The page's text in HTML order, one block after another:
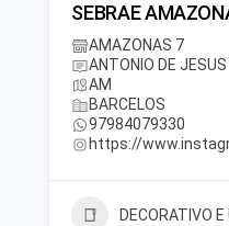
SEBRAE
AMAZONAS 7
ANTONIO DE
AM
BARCELOS
97984079330
https://
DECORATIVO